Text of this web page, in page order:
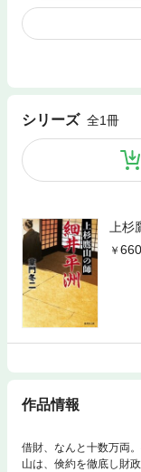
シリーズ 全1冊
上
660
作品情報
借財、なんと十数万両
山は、倹約を徹底し財